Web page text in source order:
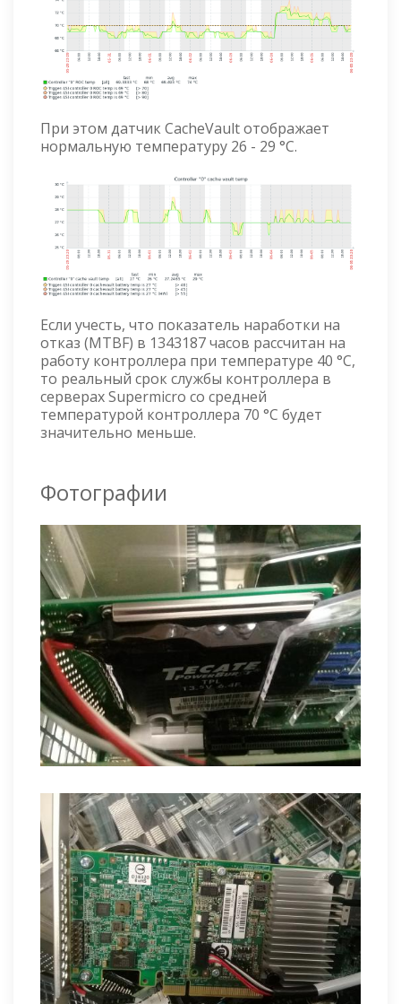
При этом датчик CacheVault отображает
нормальную температуру 26 - 29 °C.
Если учесть, что показатель наработки на
отказ (MTBF) в 1343187 часов рассчитан на
работу контроллера при температуре 40 °С,
то реальный срок службы контроллера в
серверах Supermicro со средней
температурой контроллера 70 °C будет
значительно меньше.
Фотографии